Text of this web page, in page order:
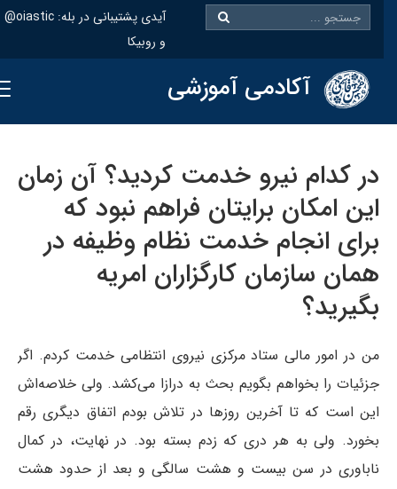
@oiastic :آیدی پشتیبانی در بله
و روبیکا
آکادمی آموزشی
در کدام نیرو خدمت کردید؟ آن زمان
این امکان برایتان فراهم نبود که
برای انجام خدمت نظام وظیفه در
همان سازمان کارگزاران امریه
بگیرید؟
من در امور مالی ستاد مرکزی نیروی انتظامی خدمت کردم. اگر
جزئیات را بخواهم بگویم بحث به درازا می‌کشد. ولی خلاصه‌اش
این است که تا آخرین روزها در تلاش بودم اتفاق دیگری رقم
بخورد. ولی به هر دری که زدم بسته بود. در نهایت، در کمال
ناباوری در سن بیست و هشت سالگی و بعد از حدود هشت